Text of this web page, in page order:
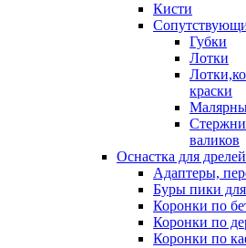
Кисти
Губки
Лотки
краски
Стержни
валиков
Оснастка для
Адаптеры,
Буры пики
Коронки по
Коронки по
Коронки по